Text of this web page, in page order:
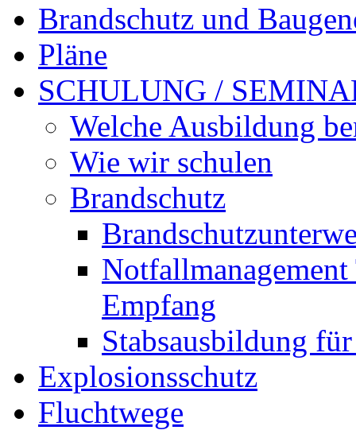
Brandschutz und
Pläne
SCHULUNG /
Welche Ausbildung
Wie wir schulen
Brandschutz
Empfang
Stabsausbildung
Explosionsschutz
Fluchtwege